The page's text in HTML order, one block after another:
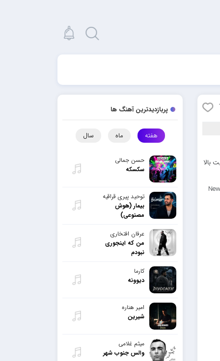
بالا
پربازدیدترین آهنگ ها
هفته ماه سال
حسن جمالی
سکسکه
توحید پیری قراقیه
بیمار (هوش
مصنوعی)
عرفان افتخاری
من که اینجوری
نبودم
کارما
دیوونه
امیر هناره
شیرین
میثم غلامی
والس جنوب شهر